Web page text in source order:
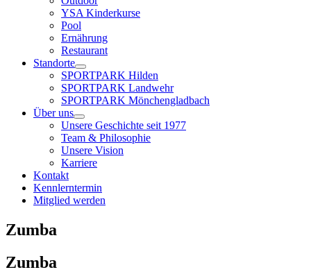
YSA Kinderkurse
Pool
Ernährung
Restaurant
Standorte
SPORTPARK Hilden
SPORTPARK Landwehr
SPORTPARK Mönchengladbach
Über uns
Unsere Geschichte seit 1977
Team & Philosophie
Unsere Vision
Karriere
Kontakt
Kennlerntermin
Mitglied werden
Zumba
Zumba